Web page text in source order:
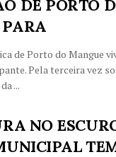
DE PORTO
de Porto do Mangue
Pela terceira vez
...
NO